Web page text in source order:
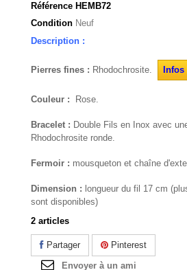
Référence HEMB72
Condition Neuf
Description :
Pierres fines : Rhodochrosite.
Couleur : Rose.
Bracelet : Double Fils en Inox avec
Rhodochrosite ronde.
Fermoir : mousqueton et chaîne
Dimension : longueur du fil 17 cm
sont disponibles)
2 articles
Partager
Pinterest
Envoyer à un ami